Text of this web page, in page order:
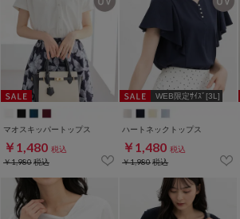
マオスキッパートップス
￥1,480 税込
￥1,980税込
WEB限定ｻｲｽﾞ[3L]
ハートネックトップス
￥1,480 税込
￥1,980税込